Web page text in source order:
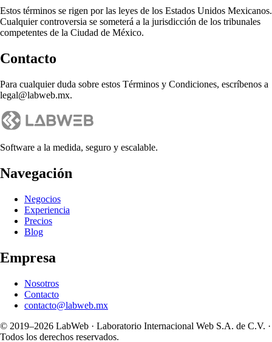
Estos términos se rigen por las leyes de los Estados Unidos Mexicanos.
Cualquier controversia se someterá a la jurisdicción de los tribunales
competentes de la Ciudad de México.
Contacto
Para cualquier duda sobre estos Términos y Condiciones, escríbenos a
legal@labweb.mx.
Software a la medida, seguro y escalable.
Navegación
Negocios
Experiencia
Precios
Blog
Empresa
Nosotros
Contacto
contacto@labweb.mx
© 2019–2026 LabWeb · Laboratorio Internacional Web S.A. de C.V. ·
Todos los derechos reservados.